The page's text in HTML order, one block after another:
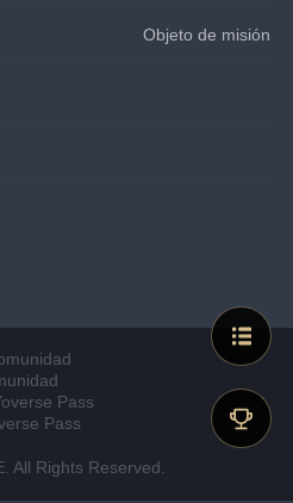
Objeto de misión
Pass
Pass
All Rights Reserved.